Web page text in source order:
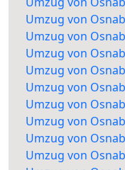
Umzug von
Umzug von
Umzug von
Umzug von
Umzug von
Umzug von
Umzug von
Umzug von
Umzug von